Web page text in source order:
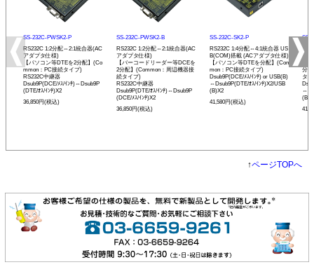
SS-232C-PWSK2-P
RS232C 1:2分配⇔2:1統合器(AC
アダプタ仕様)
【パソコン等DTEを2分配】(Co
mmon：PC接続タイプ)
RS232C中継器
Dsub9P(DCE/ﾒｽ/ｲﾝﾁ)⇔Dsub9P
(DTE/ｵｽ/ｲﾝﾁ)X2
36,850円(税込)
SS-232C-PWSK2-B
RS232C 1:2分配⇔2:1統合器(AC
アダプタ仕様)
【バーコードリーダー等DCEを
2分配】(Common：周辺機器接
続タイプ)
RS232C中継器
Dsub9P(DTE/ｵｽ/ｲﾝﾁ)⇔Dsub9P
(DCE/ﾒｽ/ｲﾝﾁ)X2
36,850円(税込)
SS-232C-SK2-P
RS232C 1:4分配⇔4:1統合器 US
B(COM)搭載 (ACアダプタ仕様)
【パソコン等DTEを分配】(Com
mon：PC接続タイプ)
Dsub9P(DCE/ﾒｽ/ｲﾝﾁ) or USB(B)
⇔Dsub9P(DTE/ｵｽ/ｲﾝﾁ)X2/USB
(B)X2
41,580円(税込)
SS-
分
タ
↑ページTOPへ